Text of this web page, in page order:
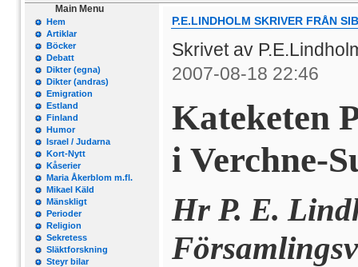
Main Menu
Hem
Artiklar
Böcker
Debatt
Dikter (egna)
Dikter (andras)
Emigration
Estland
Finland
Humor
Israel / Judarna
Kort-Nytt
Kåserier
Maria Åkerblom m.fl.
Mikael Käld
Mänskligt
Perioder
Religion
Sekretess
Släktforskning
Steyr bilar
P.E.LINDHOLM SKRIVER FRÅN
Skrivet av
2007-08-18 22:46
Kateketen
i Verchne-
Hr P. E.